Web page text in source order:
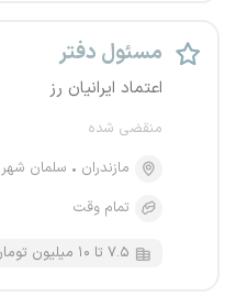
مسئول دفتر
اعتماد ایرانیان رز
منقضی شده
مازندران
سلمان شهر
تمام وقت
۷.۵ تا ۱۰ میلیون تومان